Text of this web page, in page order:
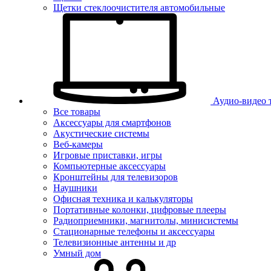
Щетки стеклоочистителя автомобильные
Аудио-видео
Все товары
Аксессуары для смартфонов
Акустические системы
Веб-камеры
Игровые приставки, игры
Компьютерные аксессуары
Кронштейны для телевизоров
Наушники
Офисная техника и калькуляторы
Портативные колонки, цифровые плееры
Радиоприемники, магнитолы, минисистемы
Стационарные телефоны и аксессуары
Телевизионные антенны и др
Умный дом